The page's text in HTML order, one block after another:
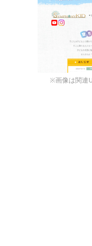
※画像は関連